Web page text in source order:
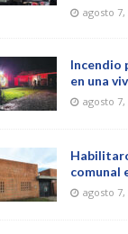
agosto 7,
Incendio
en una
agosto 7,
comunal
agosto 7,